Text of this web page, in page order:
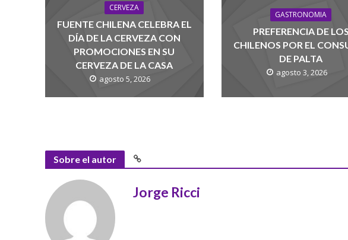
CERVEZA
FUENTE CHILENA CELEBRA EL
DÍA DE LA CERVEZA CON
PROMOCIONES EN SU
CERVEZA DE LA CASA
agosto 5, 2026
GASTRONOMIA
PREFERENCIA DE LOS
CHILENOS POR EL
DE PALTA
agosto 3, 2026
Sobre el autor
Jorge Ricci